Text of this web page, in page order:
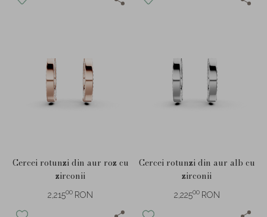
Cercei rotunzi din aur roz cu
zirconii
2,21500 RON
Cercei rotunzi din aur alb cu
zirconii
2,22500 RON